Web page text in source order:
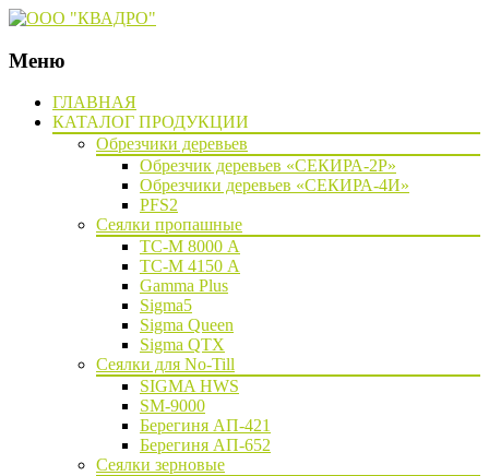
Меню
НаверхГЛАВНАЯ
КАТАЛОГ ПРОДУКЦИИ
Обрезчики деревьев
Обрезчик деревьев «СЕКИРА-2Р»
Обрезчики деревьев «СЕКИРА-4И»
PFS2
Сеялки пропашные
ТС-М 8000 А
ТС-М 4150 А
Gamma Plus
Sigma5
Sigma Queen
Sigma QTX
Сеялки для No-Till
SIGMA HWS
SM-9000
Берегиня АП-421
Берегиня АП-652
Сеялки зерновые